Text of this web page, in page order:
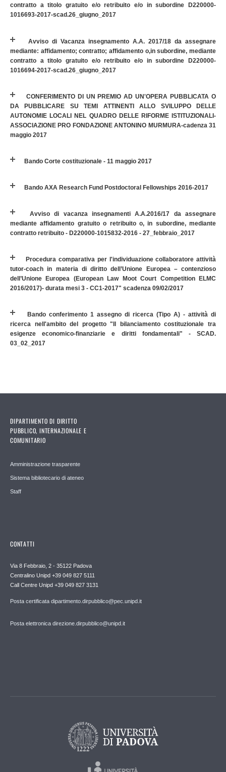
contratto a titolo gratuito e/o retribuito e/o in subordine D220000-
1016693-2017-scad.26_giugno_2017
Avviso di Vacanza insegnamento A.A. 2017/18 da assegnare
mediante: affidamento; contratto; affidamento o,in subordine, mediante
contratto a titolo gratuito e/o retribuito e/o in subordine D220000-
1016694-2017-scad.26_giugno_2017
CONFERIMENTO DI UN PREMIO AD UN'OPERA PUBBLICATA O
DA PUBBLICARE SU TEMI ATTINENTI ALLO SVILUPPO DELLE
AUTONOMIE LOCALI NEL QUADRO DELLE RIFORME ISTITUZIONALI-
ASSOCIAZIONE PRO FONDAZIONE ANTONINO MURMURA-cadenza 31
maggio 2017
Bando Corte costituzionale - 11 maggio 2017
Bando AXA Research Fund Postdoctoral Fellowships 2016-2017
Avviso di vacanza insegnamenti A.A.2016/17 da assegnare
mediante affidamento gratuito o retribuito o, in subordine, mediante
contratto retribuito - D220000-1015832-2016 - 27_febbraio_2017
Procedura comparativa per l'individuazione collaboratore attività
tutor-coach in materia di diritto dell’Unione Europea – contenzioso
dell’Unione Europea (European Law Moot Court Competition ELMC
2016/2017)- durata mesi 3 - CC1-2017" scadenza 09/02/2017
Bando conferimento 1 assegno di ricerca (Tipo A) - attività di
ricerca nell'ambito del progetto "Il bilanciamento costituzionale tra
esigenze economico-finanziarie e diritti fondamentali" - SCAD.
03_02_2017
DIPARTIMENTO DI DIRITTO
PUBBLICO, INTERNAZIONALE E
COMUNITARIO
Amministrazione trasparente
Sistema bibliotecario di ateneo
Staff
CONTATTI
Via 8 Febbraio, 2 - 35122 Padova
Centralino Unipd +39 049 827 5111
Call Centre Unipd +39 049 827 3131
Posta certificata dipartimento.dirpubblico@pec.unipd.it
Posta elettronica direzione.dirpubblico@unipd.it